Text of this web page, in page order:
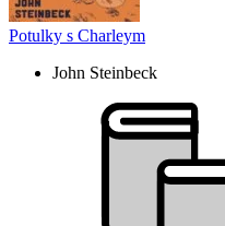
Potulky s Charleym
John Steinbeck